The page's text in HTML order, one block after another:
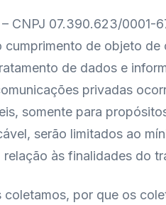
CNPJ 07.390.623/
de objeto
de dados e
privadas
somente para
serão limitados ao
às finalidades do
por que os